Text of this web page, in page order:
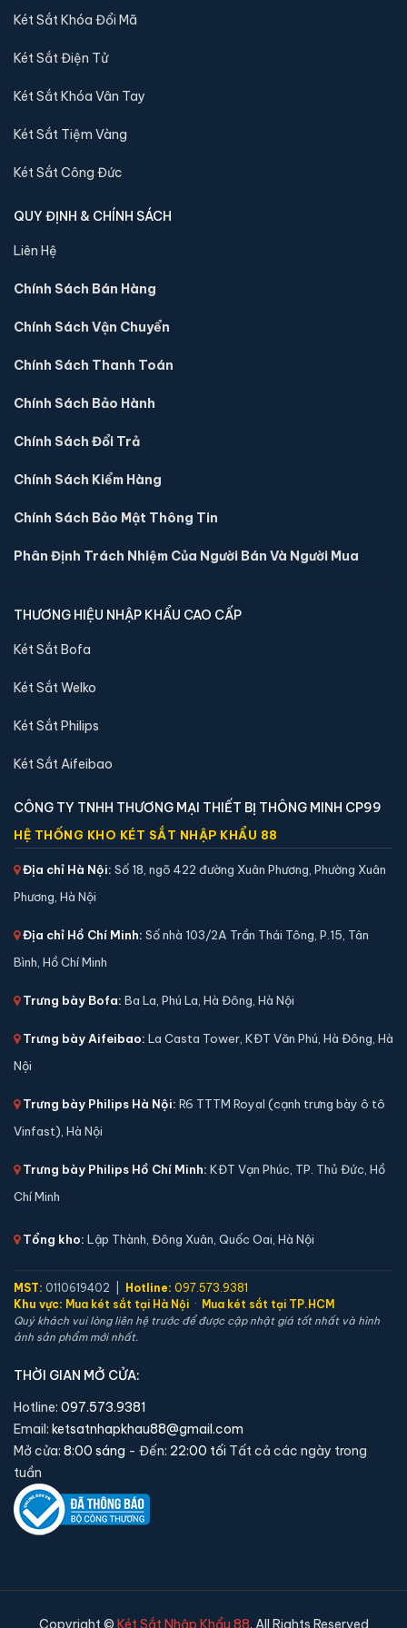
Sản phẩm cùng dòng Két sắt Aifeibao
Khám phá thêm các mẫu thuộc dòng
hàng.
Két sắt mini Aifeibao HK-MD-25II-QCZ vân tay
chính hãng
📐 Kích thước:
🔒 Khoá:Khóa vân tay
🛡️ Bảo hành:
Xem chi tiết →
Két sắt mini Aifeibao HK-MD-30-BL vân tay chính
hãng
⚖️ Trọng lượng:13 kg
🔒 Khoá:
Xem chi tiết →
hãng
📐 Kích thước: 36 x 30 x 28 cm
Két Sắt Khóa Đổi Mã
Két Sắt Điện Tử
Két Sắt Khóa Vân Tay
Két Sắt Tiệm Vàng
Két Sắt Công Đức
QUY ĐỊNH & CHÍNH SÁCH
Liên Hệ
Chính Sách Bán Hàng
Chính Sách Vận Chuyển
Chính Sách Thanh Toán
Chính Sách Bảo Hành
Chính Sách Đổi Trả
Chính Sách Kiểm Hàng
Chính Sách Bảo Mật Thông Tin
Phân Định Trách Nhiệm Của Người Bán Và Người Mua
THƯƠNG HIỆU NHẬP KHẨU CAO CẤP
Két Sắt Bofa
Két Sắt Welko
Két Sắt Philips
Két Sắt Aifeibao
CÔNG TY TNHH THƯƠNG MẠI THIẾT BỊ THÔNG MINH CP99
HỆ THỐNG KHO KÉT SẮT NHẬP KHẨU 88
Địa chỉ Hà Nội: Số 18, ngõ 422 đường Xuân Phương, Phường Xuân
Phương, Hà Nội
Địa chỉ Hồ Chí Minh: Số nhà 103/2A Trần Thái Tông, P.15, Tân
Bình, Hồ Chí Minh
Trưng bày Bofa: Ba La, Phú La, Hà Đông, Hà Nội
Trưng bày Aifeibao: La Casta Tower, KĐT Văn Phú, Hà Đông, Hà
Nội
Trưng bày Philips Hà Nội: R6 TTTM Royal (cạnh trưng bày ô tô
Vinfast), Hà Nội
Trưng bày Philips Hồ Chí Minh: KĐT Vạn Phúc, TP. Thủ Đức, Hồ
Chí Minh
Tổng kho: Lập Thành, Đông Xuân, Quốc Oai, Hà Nội
MST: 0110619402 | Hotline: 097.573.9381
Khu vực: Mua két sắt tại Hà Nội · Mua két sắt tại TP.HCM
Quý khách vui lòng liên hệ trước để được cập nhật giá tốt nhất và hình
ảnh sản phẩm mới nhất.
THỜI GIAN MỞ CỬA:
Hotline: 097.573.9381
Email: ketsatnhapkhau88@gmail.com
Mở cửa: 8:00 sáng - Đến: 22:00 tối Tất cả các ngày trong
tuần
Copyright © Két Sắt Nhập Khẩu 88. All Rights Reserved